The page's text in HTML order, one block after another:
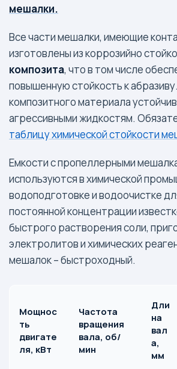
мешалки.
Все части мешалки, имеющие
изготовлены из коррозийно
композита, что в том числе
повышенную стойкость к
композитного материала
агрессивными жидкостям.
таблицу химической стойкости
Емкости с пропеллерными
используются в химической
водоподготовке и водоочистке
постоянной концентрации
быстрого растворения соли,
электролитов и химических
мешалок – быстроходный.
Мощнос
ть
двигате
ля, кВт
Частота
вращения
вала, об/
мин
Дли
на
вал
а,
мм